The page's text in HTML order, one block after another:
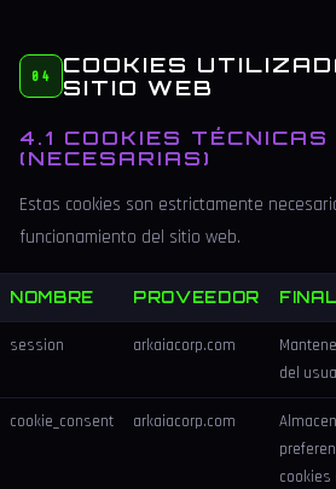
04
COOKIES
SITIO WEB
4.1 COOKIES TÉCNICAS
(NECESARIAS)
Estas cookies son estrictamente
funcionamiento del sitio web.
NOMBRE PROVEEDOR
session arkaiacorp.com
del
cookie_consent arkaiacorp.com
cookies